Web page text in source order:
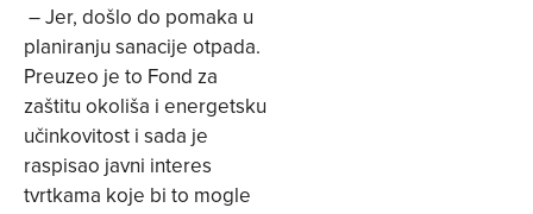
– Jer, došlo do pomaka u
planiranju sanacije otpada.
Preuzeo je to Fond za
zaštitu okoliša i energetsku
učinkovitost i sada je
raspisao javni interes
tvrtkama koje bi to mogle